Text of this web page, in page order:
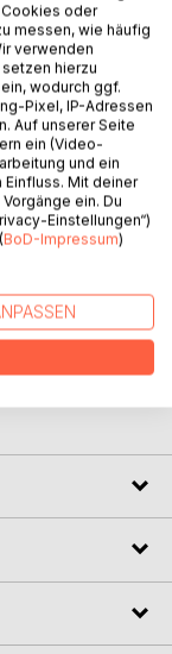
Thomas
Kritiker des
Entwicklung
hat, und
seines Werkes.
Klaus Mann
Literatur der
und
es, einzelne
oder
messen, wie häufig
verwenden
hierzu
wodurch ggf.
Pixel, IP-Adressen
Auf unserer Seite
ein (Video-
und ein
Mit deiner
ein. Du
Einstellungen“)
BoD-Impressum)